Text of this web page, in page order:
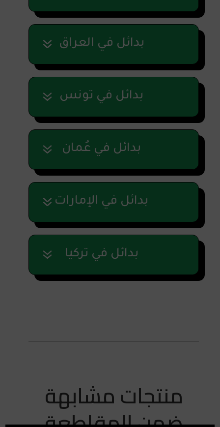
بدائل في العراق
بدائل في تونس
بدائل في عُمان
بدائل في الإمارات
بدائل في تركيا
منتجات مشابهة